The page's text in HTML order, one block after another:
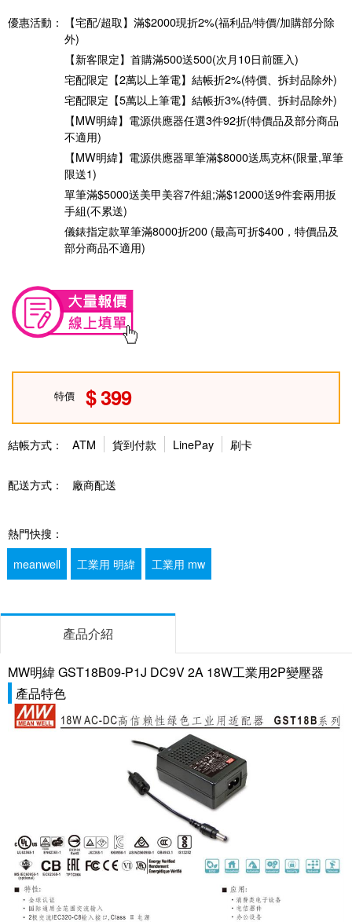
優惠活動：
【宅配/超取】滿$2000現折2%(福利品/特價/加購部分除
外)
【新客限定】首購滿500送500(次月10日前匯入)
宅配限定【2萬以上筆電】結帳折2%(特價、拆封品除外)
宅配限定【5萬以上筆電】結帳折3%(特價、拆封品除外)
【MW明緯】電源供應器任選3件92折(特價品及部分商品
不適用)
【MW明緯】電源供應器單筆滿$8000送馬克杯(限量,單筆
限送1)
單筆滿$5000送美甲美容7件組;滿$12000送9件套兩用扳
手組(不累送)
儀錶指定款單筆滿8000折200 (最高可折$400，特價品及
部分商品不適用)
特價 399
結帳方式： ATM 貨到付款 LinePay 刷卡
配送方式： 廠商配送
熱門快搜：
meanwell
工業用 明緯 工業用 mw
產品介紹
MW明緯 GST18B09-P1J DC9V 2A 18W工業用2P變壓器
產品特色